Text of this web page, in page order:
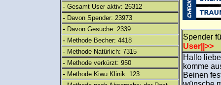
- Gesamt User aktiv: 26312
- Davon Spender: 23973
- Davon Gesuche: 2339
- Methode Becher: 4418
- Methode Natürlich: 7315
- Methode verkürzt: 950
- Methode Kiwu Klinik: 123
Spender
User||>>
Hallo
komme
Beinen